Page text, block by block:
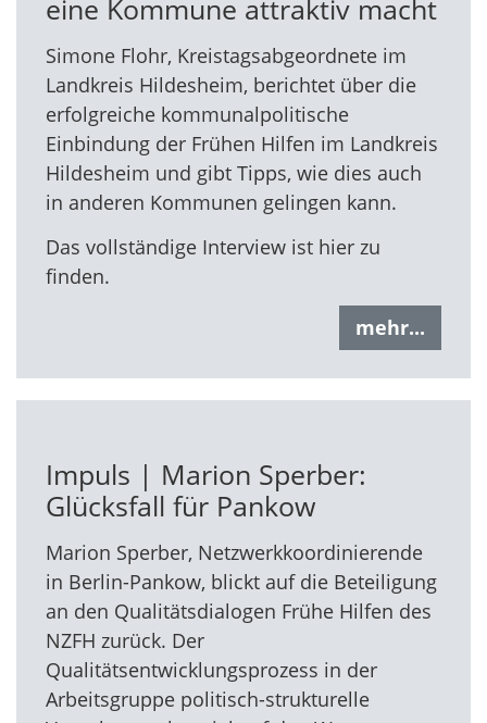
eine Kommune attraktiv macht
Simone Flohr, Kreistagsabgeordnete im
Landkreis Hildesheim, berichtet über die
erfolgreiche kommunalpolitische
Einbindung der Frühen Hilfen im Landkreis
Hildesheim und gibt Tipps, wie dies auch
in anderen Kommunen gelingen kann.
Das vollständige Interview ist hier zu
finden.
mehr...
Impuls | Marion Sperber:
Glücksfall für Pankow
Marion Sperber, Netzwerkkoordinierende
in Berlin-Pankow, blickt auf die Beteiligung
an den Qualitätsdialogen Frühe Hilfen des
NZFH zurück. Der
Qualitätsentwicklungsprozess in der
Arbeitsgruppe politisch-strukturelle